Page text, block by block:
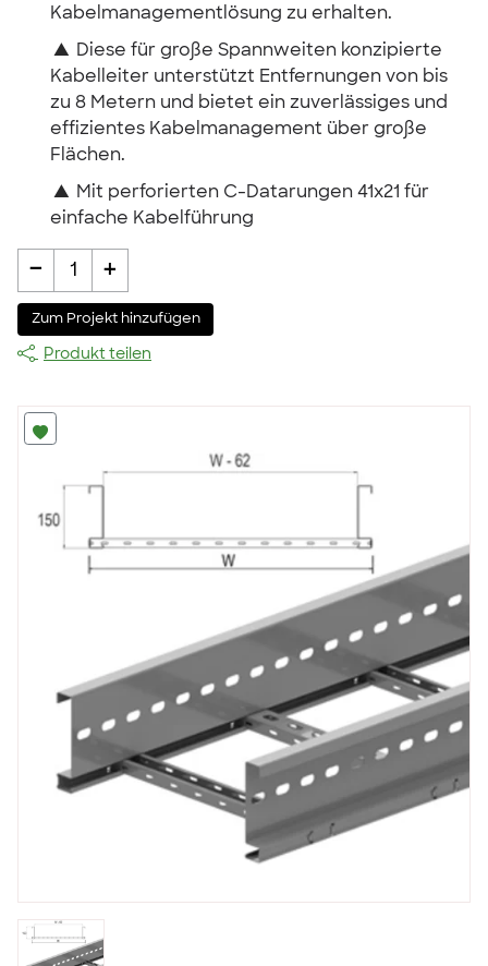
Kabelmanagementlösung zu erhalten.
▲ Diese für große Spannweiten konzipierte
Kabelleiter unterstützt Entfernungen von bis
zu 8 Metern und bietet ein zuverlässiges und
effizientes Kabelmanagement über große
Flächen.
▲ Mit perforierten C-Datarungen 41x21 für
einfache Kabelführung
- 1 +
Zum Projekt hinzufügen
Produkt teilen